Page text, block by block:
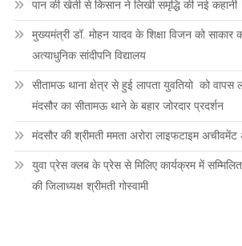
पान की खेती से किसान ने लिखी समृद्धि की नई कहानी
मुख्यमंत्री डॉ. मोहन यादव के शिक्षा विजन को साकार
अत्याधुनिक सांदीपनि विद्यालय
सीतामऊ थाना क्षेत्र से हुई लापता युवतियो को वापस
मंदसौर का सीतामऊ थाने के बहार जोरदार प्रदर्शन
मंदसौर की श्रीमती ममता अरोरा लाइफटाइम अचीवमेंट
युवा प्रेस क्लब के प्रेस से मिलिए कार्यक्रम में सम्मिलित
की जिलाध्यक्ष श्रीमती गोस्वामी